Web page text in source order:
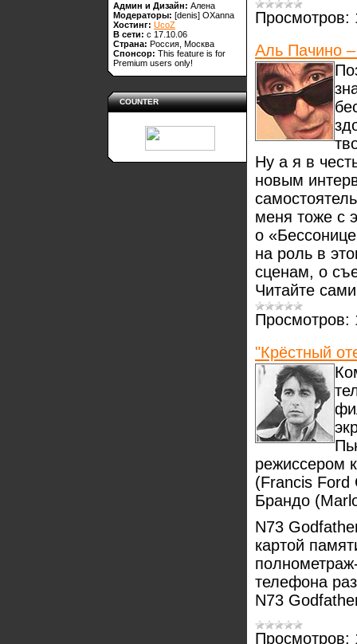
Админ и Дизайн: Алена
Модераторы: [denis] OXanna
Хостинг: UcoZ
В сети: с 17.10.06
Страна: Россия, Москва
Спонсор: This feature is for
Premium users only!
COUNTER
Просмотров:
Аль Пачино
Ну а я в
новым
меня тоже с
о
на роль в
сценам, о
Читайте
Просмотров:
"Крёстный
режиссером
(Francis Ford
Брандо
N73
картой
телефона
N73
Просмотров: